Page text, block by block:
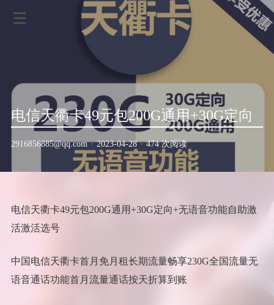
电信天衢卡49元包200G通用+30G定向
2916856885@qq.com · 2023-04-28 · 474 次阅读
电信天衢卡49元包200G通用+30G定向+无语音功能自助激
活激活选号
中国电信天衢卡首月免月租长期流量畅享230G全国流量无
语音通话功能首月流量通话按天折算到账